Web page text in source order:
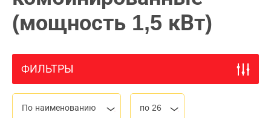
(мощность 1,5 кВт)
ФИЛЬТРЫ
По наименованию по 26